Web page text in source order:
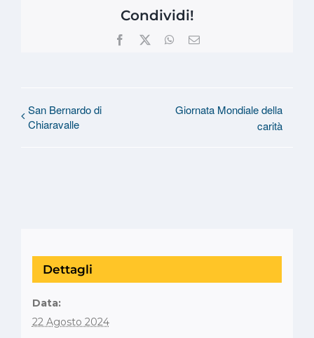
Condividi!
Facebook WhatsApp
Email
San Bernardo di
Chiaravalle
Giornata Mondiale della
carità
Dettagli
Data:
22 Agosto 2024